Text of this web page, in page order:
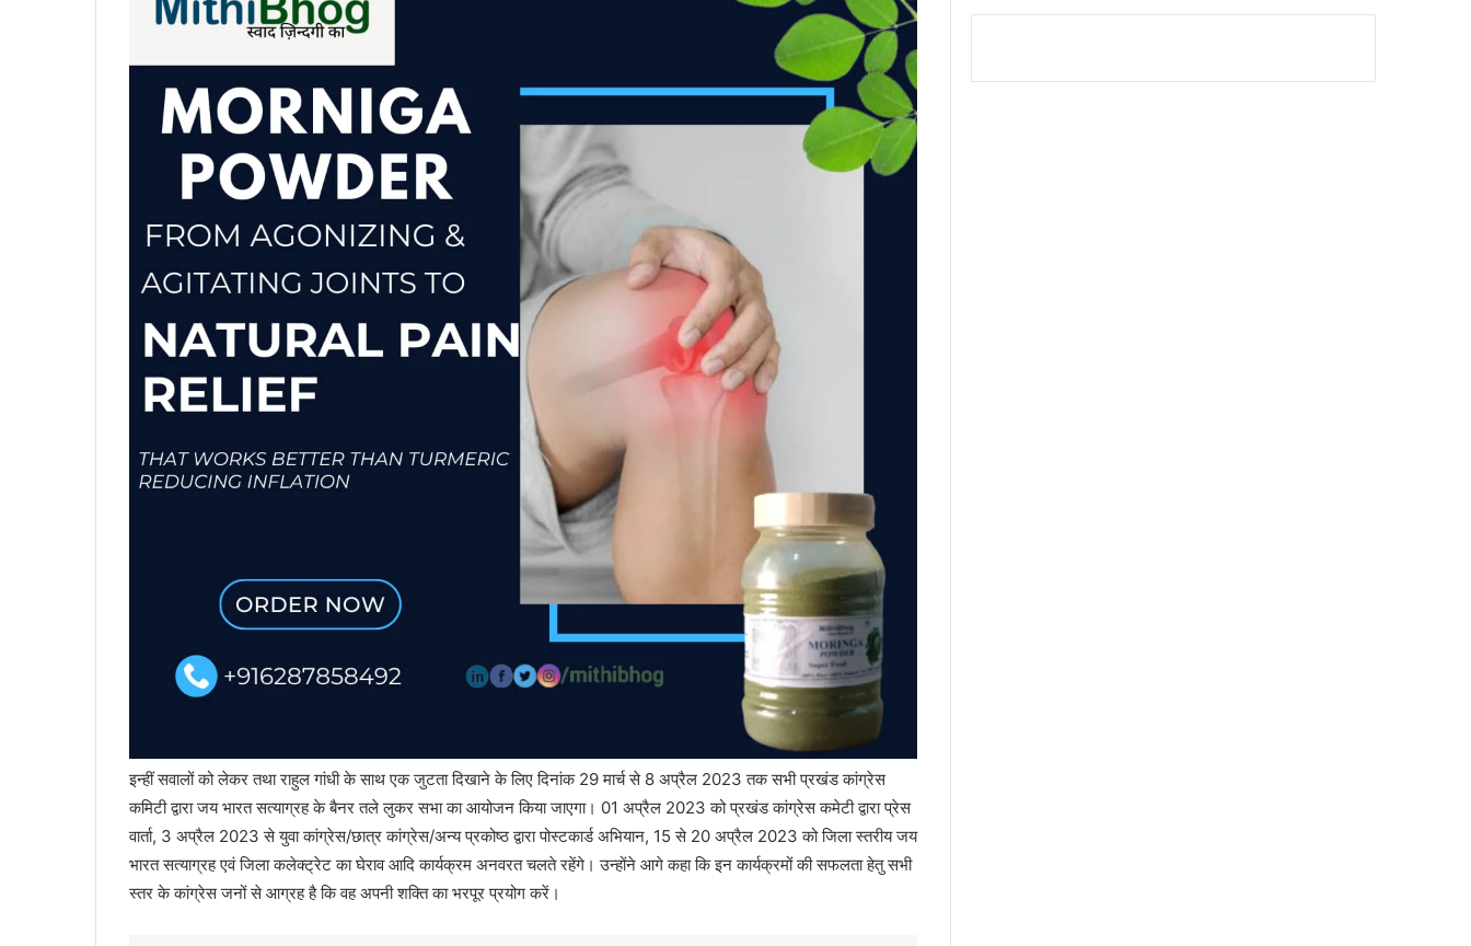
इन्हीं सवालों को लेकर तथा राहुल गांधी के साथ एक जुटता दिखाने के लिए दिनांक 29 मार्च से 8 अप्रैल 2023 तक सभी प्रखंड कांग्रेस
कमिटी द्वारा जय भारत सत्याग्रह के बैनर तले लुकर सभा का आयोजन किया जाएगा। 01 अप्रैल 2023 को प्रखंड कांग्रेस कमेटी द्वारा प्रेस
वार्ता, 3 अप्रैल 2023 से युवा कांग्रेस/छात्र कांग्रेस/अन्य प्रकोष्ठ द्वारा पोस्टकार्ड अभियान, 15 से 20 अप्रैल 2023 को जिला स्तरीय जय
भारत सत्याग्रह एवं जिला कलेक्ट्रेट का घेराव आदि कार्यक्रम अनवरत चलते रहेंगे। उन्होंने आगे कहा कि इन कार्यक्रमों की सफलता हेतु सभी
स्तर के कांग्रेस जनों से आग्रह है कि वह अपनी शक्ति का भरपूर प्रयोग करें।